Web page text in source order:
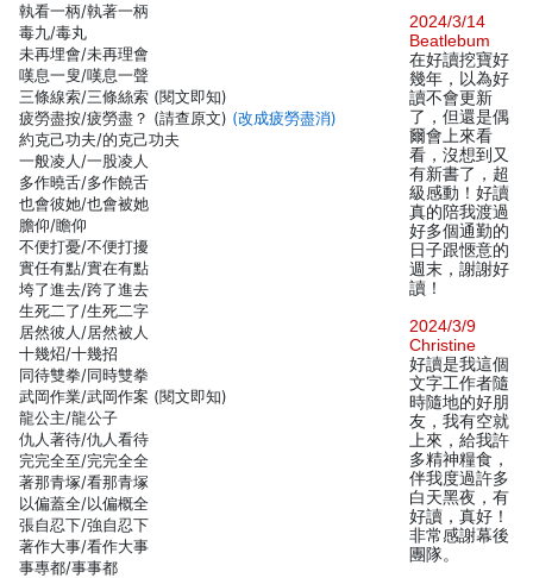
執看一柄/執著一柄
毒九/毒丸
未再埋會/未再理會
嘆息一叟/嘆息一聲
三條線索/三條絲索 (閱文即知)
疲勞盡按/疲勞盡？ (請查原文) (改成疲勞盡消)
約克己功夫/的克己功夫
一般凌人/一股凌人
多作曉舌/多作饒舌
也會彼她/也會被她
膽仰/瞻仰
不便打憂/不便打擾
實任有點/實在有點
垮了進去/跨了進去
生死二了/生死二字
居然彼人/居然被人
十幾炤/十幾招
同待雙拳/同時雙拳
武岡作業/武岡作案 (閱文即知)
龍公主/龍公子
仇人著待/仇人看待
完完全至/完完全全
著那青塚/看那青塚
以偏蓋全/以偏概全
張自忍下/強自忍下
著作大事/看作大事
事專都/事事都
2024/3/14
Beatlebum
在好讀挖寶好
幾年，以為好
讀不會更新
了，但還是偶
爾會上來看
看，沒想到又
有新書了，超
級感動！好讀
真的陪我渡過
好多個通勤的
日子跟愜意的
週末，謝謝好
讀！
2024/3/9
Christine
好讀是我這個
文字工作者隨
時隨地的好朋
友，我有空就
上來，給我許
多精神糧食，
伴我度過許多
白天黑夜，有
好讀，真好！
非常感謝幕後
團隊。